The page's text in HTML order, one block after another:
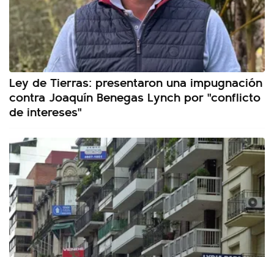
Ley de Tierras: presentaron una impugnación
contra Joaquín Benegas Lynch por "conflicto
de intereses"